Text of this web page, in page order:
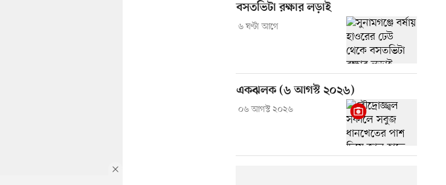
বসতভিটা রক্ষার লড়াই
৬ ঘণ্টা আগে
একঝলক (৬ আগস্ট ২০২৬)
০৬ আগস্ট ২০২৬